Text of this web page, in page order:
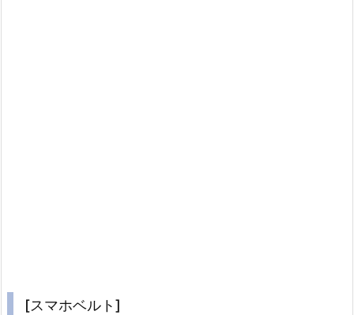
[スマホベルト]